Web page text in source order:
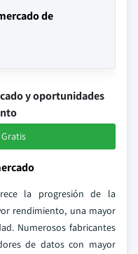
de
y oportunidades
Gratis
la progresión de la
rendimiento, una mayor
Numerosos fabricantes
de datos con mayor